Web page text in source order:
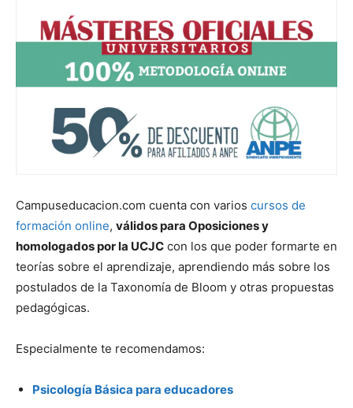
Campuseducacion.com cuenta con varios cursos de
formación online, válidos para Oposiciones y
homologados por la UCJC con los que poder formarte en
teorías sobre el aprendizaje, aprendiendo más sobre los
postulados de la Taxonomía de Bloom y otras propuestas
pedagógicas.
Especialmente te recomendamos:
Psicología Básica para educadores